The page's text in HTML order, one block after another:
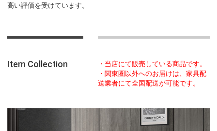
高い評価を受けています。
Item Collection
・当店にて販売している商品です。
・関東圏以外へのお届けは、家具配
送業者にて全国配送が可能です。